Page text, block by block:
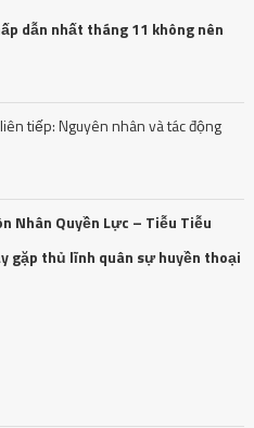
dẫn nhất tháng 11 không nên
tiếp: Nguyên nhân và tác động
Nhân Quyền Lực – Tiễu Tiễu
gặp thủ lĩnh quân sự huyền thoại